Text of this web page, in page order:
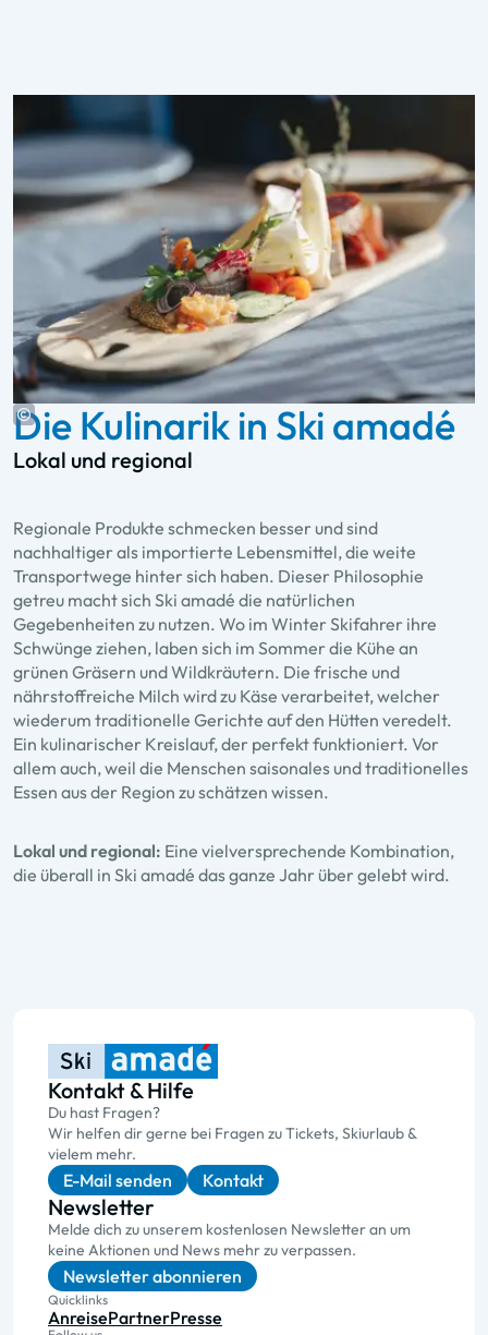
Die Kulinarik in Ski amadé
Lokal und regional
Regionale Produkte schmecken besser und sind
nachhaltiger als importierte Lebensmittel, die weite
Transportwege hinter sich haben. Dieser Philosophie
getreu macht sich Ski amadé die natürlichen
Gegebenheiten zu nutzen. Wo im Winter Skifahrer ihre
Schwünge ziehen, laben sich im Sommer die Kühe an
grünen Gräsern und Wildkräutern. Die frische und
nährstoffreiche Milch wird zu Käse verarbeitet, welcher
wiederum traditionelle Gerichte auf den Hütten veredelt.
Ein kulinarischer Kreislauf, der perfekt funktioniert. Vor
allem auch, weil die Menschen saisonales und traditionelles
Essen aus der Region zu schätzen wissen.
Lokal und regional: Eine vielversprechende Kombination,
die überall in Ski amadé das ganze Jahr über gelebt wird.
Kontakt & Hilfe
Du hast Fragen?
Wir helfen dir gerne bei Fragen zu Tickets, Skiurlaub &
vielem mehr.
E-Mail senden Kontakt
Newsletter
Melde dich zu unserem kostenlosen Newsletter an um
keine Aktionen und News mehr zu verpassen.
Newsletter abonnieren
Quicklinks
AnreisePartnerPresse